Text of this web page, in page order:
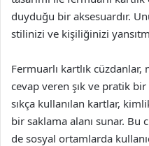
duyduğu bir aksesuardır.
stilinizi ve kişiliğinizi
Fermuarlı kartlık
cevap veren şık ve pratik
sıkça kullanılan kartlar,
bir saklama alanı sunar. Bu
de sosyal ortamlarda